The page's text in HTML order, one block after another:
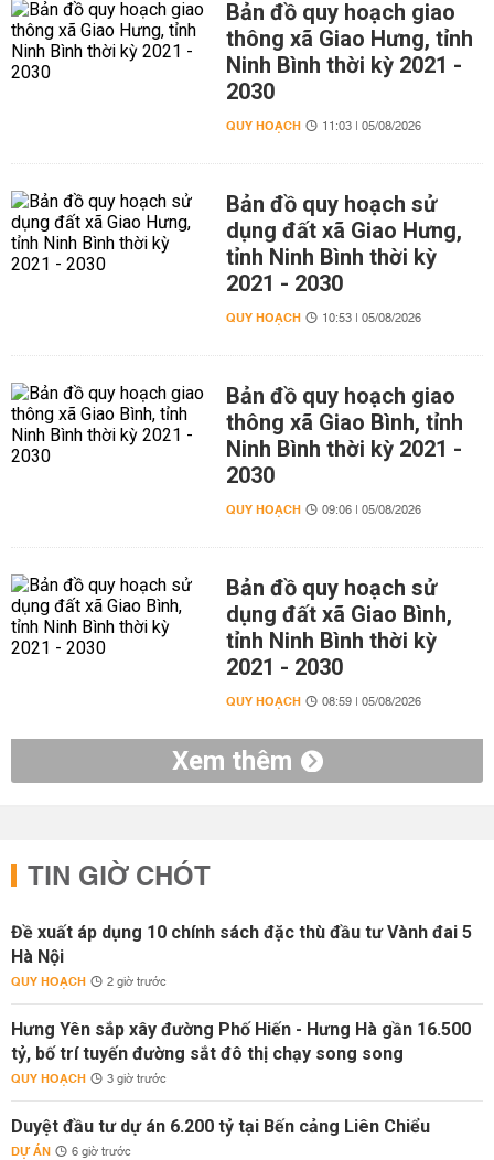
Bản đồ quy hoạch giao
thông xã Giao Hưng, tỉnh
Ninh Bình thời kỳ 2021 -
2030
QUY HOẠCH 11:03 | 05/08/2026
Bản đồ quy hoạch sử
dụng đất xã Giao Hưng,
tỉnh Ninh Bình thời kỳ
2021 - 2030
QUY HOẠCH 10:53 | 05/08/2026
Bản đồ quy hoạch giao
thông xã Giao Bình, tỉnh
Ninh Bình thời kỳ 2021 -
2030
QUY HOẠCH 09:06 | 05/08/2026
Bản đồ quy hoạch sử
dụng đất xã Giao Bình,
tỉnh Ninh Bình thời kỳ
2021 - 2030
QUY HOẠCH 08:59 | 05/08/2026
Xem thêm
TIN GIỜ CHÓT
Đề xuất áp dụng 10 chính sách đặc thù đầu tư Vành đai 5
Hà Nội
QUY HOẠCH 2 giờ trước
Hưng Yên sắp xây đường Phố Hiến - Hưng Hà gần 16.500
tỷ, bố trí tuyến đường sắt đô thị chạy song song
QUY HOẠCH 3 giờ trước
Duyệt đầu tư dự án 6.200 tỷ tại Bến cảng Liên Chiểu
DỰ ÁN 6 giờ trước